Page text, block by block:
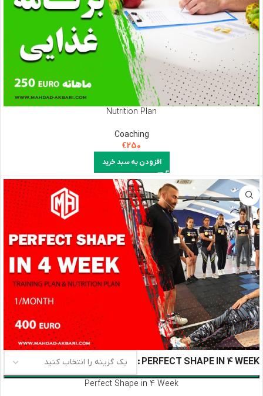
Nutrition Plan
Coaching
€250
افزودن به سبد خرید
PERFECT SHAPE IN 4 WEEK
Perfect Shape in 4 Week